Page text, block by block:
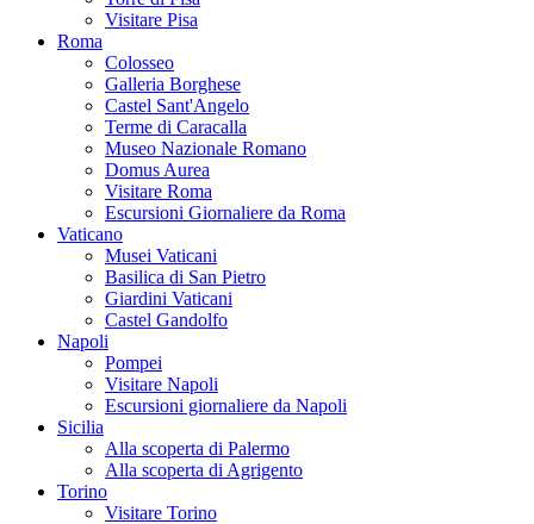
Visitare Pisa
Roma
Colosseo
Galleria Borghese
Castel Sant'Angelo
Terme di Caracalla
Museo Nazionale Romano
Domus Aurea
Visitare Roma
Escursioni Giornaliere da Roma
Vaticano
Musei Vaticani
Basilica di San Pietro
Giardini Vaticani
Castel Gandolfo
Napoli
Pompei
Visitare Napoli
Escursioni giornaliere da Napoli
Sicilia
Alla scoperta di Palermo
Alla scoperta di Agrigento
Torino
Visitare Torino